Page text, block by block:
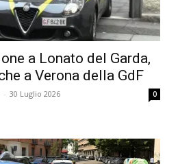
a Lonato del Garda,
a Verona della GdF
- 30 Luglio 2026 0